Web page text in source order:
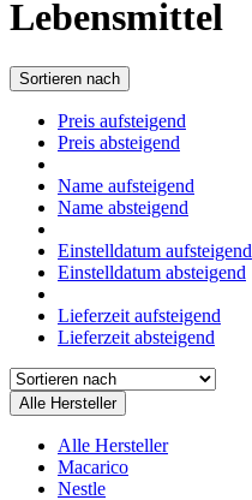
Lebensmittel
Sortieren nach
Preis aufsteigend
Preis absteigend
Name aufsteigend
Name absteigend
Einstelldatum aufsteigend
Einstelldatum absteigend
Lieferzeit aufsteigend
Lieferzeit absteigend
Alle Hersteller
Alle Hersteller
Macarico
Nestle